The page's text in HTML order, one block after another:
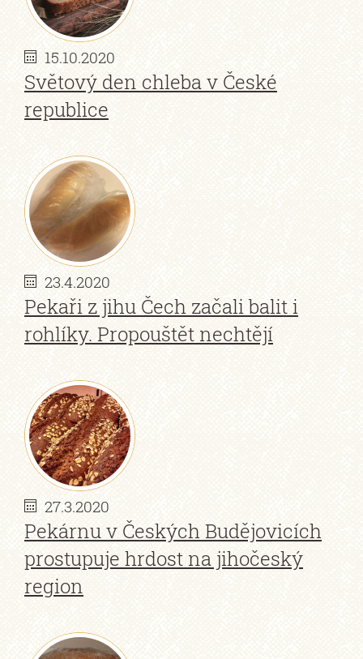
15.10.2020
Světový den chleba v České
republice
23.4.2020
Pekaři z jihu Čech začali balit i
rohlíky. Propouštět nechtějí
27.3.2020
Pekárnu v Českých Budějovicích
prostupuje hrdost na jihočeský
region